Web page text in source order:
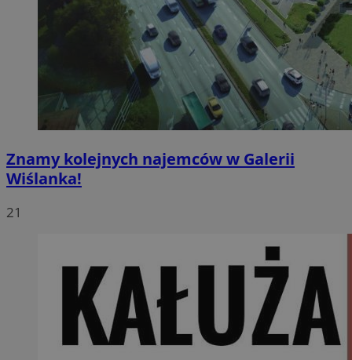
Znamy kolejnych najemców w Galerii
Wiślanka!
21